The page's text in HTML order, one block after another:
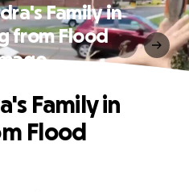
Family in
from Flood
Family in
Flood